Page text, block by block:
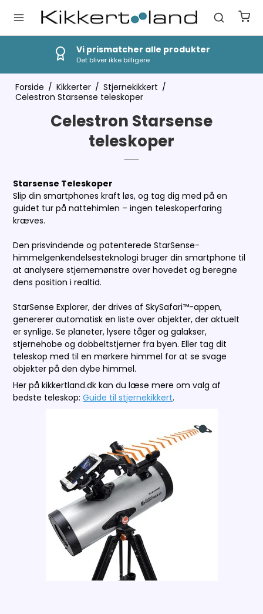
Hurtig Levering
1-3 dages levering
Forside / Kikkerter / Stjernekikkert /
Celestron Starsense teleskoper
Celestron Starsense
teleskoper
Starsense Teleskoper
Slip din smartphones kraft løs, og tag dig med på en
guidet tur på nattehimlen – ingen teleskoperfaring
kræves.
Den prisvindende og patenterede StarSense-
himmelgenkendelsesteknologi bruger din smartphone til
at analysere stjernemønstre over hovedet og beregne
dens position i realtid.
StarSense Explorer, der drives af SkySafari™-appen,
genererer automatisk en liste over objekter, der aktuelt
er synlige. Se planeter, lysere tåger og galakser,
stjernehobe og dobbeltstjerner fra byen. Eller tag dit
teleskop med til en mørkere himmel for at se svage
objekter på den dybe himmel.
Her på kikkertland.dk kan du læse mere om valg af
bedste teleskop:Guide til stjernekikkert.